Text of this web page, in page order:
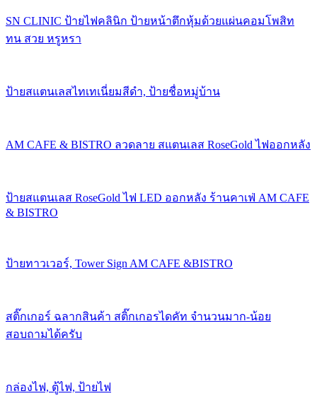
SN CLINIC ป้ายไฟคลินิก ป้ายหน้าตึกหุ้มด้วยแผ่นคอมโพสิท
ทน สวย หรูหรา
ป้ายสแตนเลสไทเทเนี่ยมสีดำ, ป้ายชื่อหมู่บ้าน
AM CAFE & BISTRO ลวดลาย สแตนเลส RoseGold ไฟออกหลัง
ป้ายสแตนเลส RoseGold ไฟ LED ออกหลัง ร้านคาเฟ่ AM CAFE
& BISTRO
ป้ายทาวเวอร์, Tower Sign AM CAFE &BISTRO
สติ๊กเกอร์ ฉลากสินค้า สติ๊กเกอรไดคัท จำนวนมาก-น้อย
สอบถามได้ครับ
กล่องไฟ, ตู้ไฟ, ป้ายไฟ